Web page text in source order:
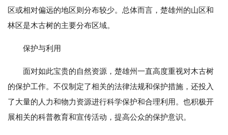
区或相对偏远的地区则分布较少。总体而言，楚雄州的山区和
林区是木古树的主要分布区域。
保护与利用
面对如此宝贵的自然资源，楚雄州一直高度重视对木古树
的保护工作。不仅制定了相关的法律法规和保护措施，还投入
了大量的人力和物力资源进行科学保护和合理利用。也积极开
展相关的科普教育和宣传活动，提高公众的保护意识。